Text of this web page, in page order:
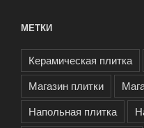
МЕТКИ
Керамическая плитка
Магазин плитки
Напольная плитка